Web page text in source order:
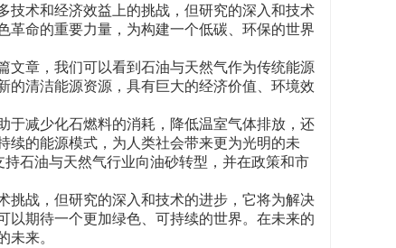
技术和经济效益上的挑战，但研究的深入和技术
革命的重要力量，为构建一个低碳、环保的世界
文章，我们可以看到石油与天然气作为传统能源
的清洁能源资源，具有巨大的经济价值、环境效
于减少化石燃料的消耗，降低温室气体排放，还
续的能源模式，为人类社会带来更为光明的未
石油与天然气行业向油砂转型，并在政策和市
挑战，但研究的深入和技术的进步，它将为解决
以期待一个更加绿色、可持续的世界。在未来的
未来。